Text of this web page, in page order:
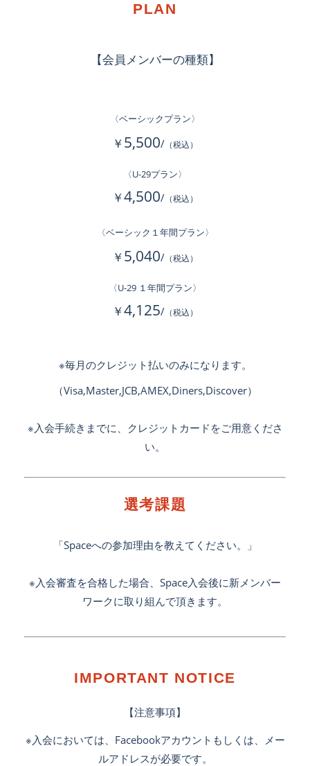
PLAN
【会員メンバーの種類】
〈ベーシックプラン〉
￥ 5,500/ （税込）
〈U-29プラン〉
￥4,500/ （税込）
〈ベーシック１年間プラン〉
￥ 5,040/ （税込）
〈U-29 １年間プラン〉
￥4,125/ （税込）
※毎月のクレジット払いのみになります。
（Visa,Master,JCB,AMEX,Diners,Discover）
※入会手続きまでに、クレジットカードをご用意くださ
い。
選考課題
「Spaceへの参加理由を教えてください。」
※入会審査を合格した場合、Space入会後に新メンバー
ワークに取り組んで頂きます。
IMPORTANT NOTICE
【注意事項】
※入会においては、Facebookアカウントもしくは、メー
ルアドレスが必要です。